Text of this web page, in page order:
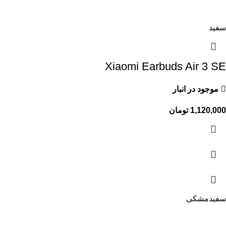
سفید
Xiaomi Earbuds Air 3 SE
موجود در انبار
1,120,000 تومان
سفیدمشکی